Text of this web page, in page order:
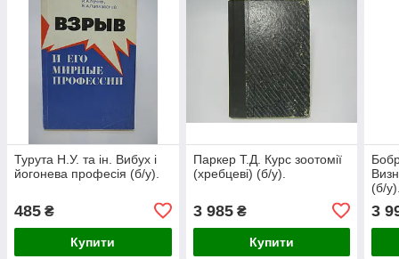
Турута Н.У. та ін. Вибух і
йогонева професія (б/у).
485 ₴
Купити
Паркер Т.Д. Курс зоотомії
(хребцеві) (б/у).
3 985₴
Купити
(б/
3